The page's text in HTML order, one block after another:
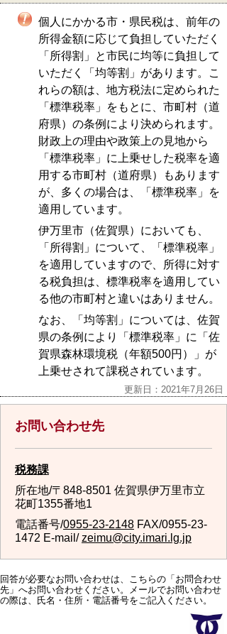
個人にかかる市・県民税は、前年の
所得金額に応じて負担していただく
「所得割」と市民に均等に負担して
いただく「均等割」があります。こ
れらの額は、地方税法に定められた
「標準税率」をもとに、市町村（道
府県）の条例により決められます。
財政上の理由や政策上の見地から
「標準税率」に上乗せした税率を適
用する市町村（道府県）もあります
が、多くの場合は、「標準税率」を
適用しています。
伊万里市（佐賀県）においても、
「所得割」について、「標準税率」
を適用していますので、所得に対す
る税負担は、標準税率を適用してい
る他の市町村と違いはありません。
なお、「均等割」については、佐賀
県の条例により「標準税率」に「佐
賀県森林環境税（年額500円）」が
上乗せされて課税されています。
更新日：2021年7月26日
お問い合わせ先
税務課
所在地/〒848-8501 佐賀県伊万里市立
花町1355番地1
電話番号/0955-23-2148 FAX/0955-23-
1472 E-mail/zeimu@city.imari.lg.jp
回答が必要なお問い合わせは、こちらの「お問合わせ
先」へお問い合わせください。メールでお問い合わせ
の際は、氏名・住所・電話番号をご記入ください。